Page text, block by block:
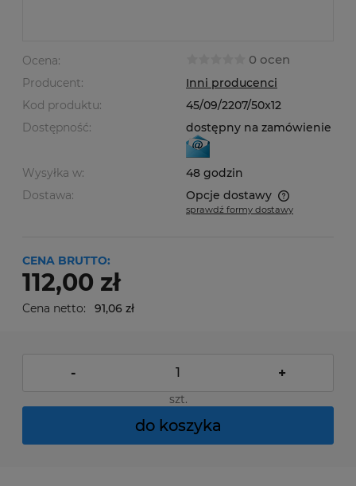
Ocena: 0 ocen
Producent:
Inni producenci
Kod produktu:
45/09/2207/50x12
Dostępność:
dostępny na zamówienie
Wysyłka w:
48 godzin
Dostawa:
Opcje dostawy
Cena nie zawiera ewentualnych kosztów płatności
sprawdź formy dostawy
CENA BRUTTO:
112,00 zł
Cena netto: 91,06 zł
- +
szt.
do koszyka